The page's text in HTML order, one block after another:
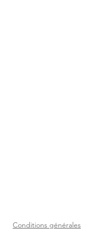
Conditions générales